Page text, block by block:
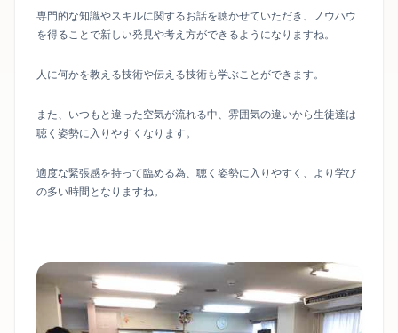
専門的な知識やスキルに関するお話を聴かせていただき、ノウハウ
を得ることで新しい発見や考え方ができるようになりますね。
人に何かを教える技術や伝える技術も学ぶことができます。
また、いつもと違った空気が流れる中、雰囲気の違いから生徒達は
聴く姿勢に入りやすくなります。
適度な緊張感を持って臨める為、聴く姿勢に入りやすく、より学び
の多い時間となりますね。